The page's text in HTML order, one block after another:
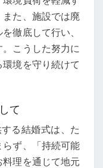
た、施設では廃
徹底して行い、
こうした努力に
境を守り続けて
て
する結婚式は、た
ず、「持続可能
理を通じて地元